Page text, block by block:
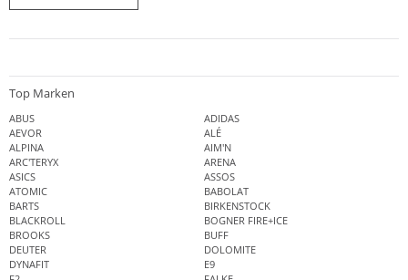
Top Marken
ABUS
ADIDAS
AEVOR
ALÉ
ALPINA
AIM'N
ARC'TERYX
ARENA
ASICS
ASSOS
ATOMIC
BABOLAT
BARTS
BIRKENSTOCK
BLACKROLL
BOGNER FIRE+ICE
BROOKS
BUFF
DEUTER
DOLOMITE
DYNAFIT
E9